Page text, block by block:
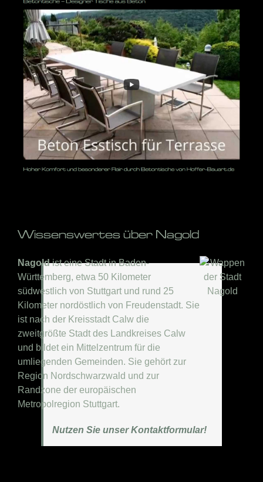
Wissenswertes über Nagold
Nagoldist eine Stadt in Baden-
Württemberg, etwa 50 Kilometer
südwestlich von Stuttgart und rund 25
Kilometer nordöstlich von Freudenstadt. Sie
ist nach der Kreisstadt Calw die
zweitgrößte Stadt des Landkreises Calw
und bildet ein Mittelzentrum für die
umliegenden Gemeinden. Sie gehört zur
Region Nordschwarzwald und zur
Randzone der europäischen
Metropolregion Stuttgart.
Nutzen Sie unser Kontaktformular!